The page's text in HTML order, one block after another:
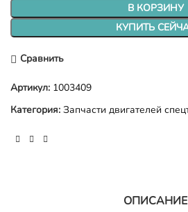
В КОРЗИНУ
КУПИТЬ
Сравнить
Артикул: 1003409
Категория: Запчасти двигателей
ОПИСАНИЕ